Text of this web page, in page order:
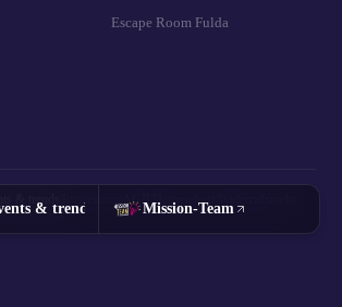
Escape Room Fulda
& trends Impressum AGB Datenschutz
& trends Mission-Team